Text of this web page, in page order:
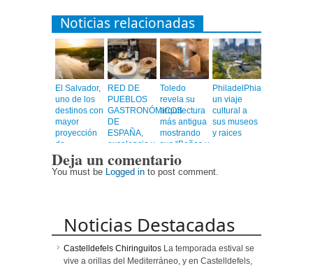
Noticias relacionadas
El Salvador,
uno de los
destinos con
mayor
proyección
de
Centroamérica
RED DE
PUEBLOS
GASTRONÓMICOS
DE
ESPAÑA,
excelencia y
un viaje
emocionante
Toledo
revela su
arquitectura
más antigua
mostrando
sus “Baños y
Mezquitas”
PhiladelPhia,
un viaje
cultural a
sus museos
y raices
Deja un comentario
You must be Logged in to post comment.
Noticias Destacadas
Castelldefels Chiringuitos La temporada estival se
vive a orillas del Mediterráneo, y en Castelldefels,